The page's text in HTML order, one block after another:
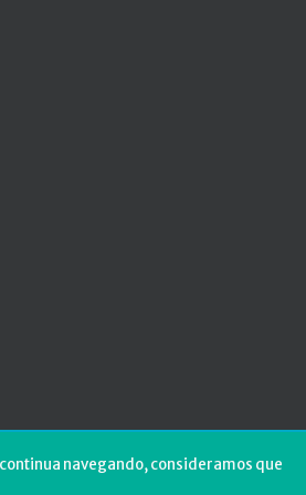
navegando, consideramos que